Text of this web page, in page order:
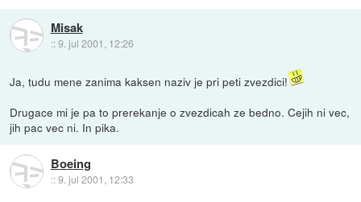
Misak
::9. jul 2001, 12:26
Ja, tudu mene zanima kaksen naziv je pri peti zvezdici!
Drugace mi je pa to prerekanje o zvezdicah ze bedno. Cejih ni vec,
jih pac vec ni. In pika.
Boeing
::9. jul 2001, 12:33